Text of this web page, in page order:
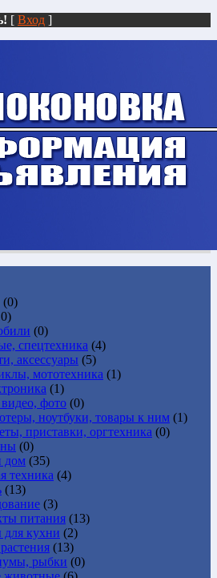
[ Вход ]
(0)
(0)
спецтехника (4)
аксессуары (5)
мототехника (1)
(1)
фото (0)
ноутбуки, товары к ним (1)
приставки, оргтехника (0)
(0)
дом (35)
техника (4)
(13)
(3)
питания (13)
для кухни (2)
(13)
рыбки (0)